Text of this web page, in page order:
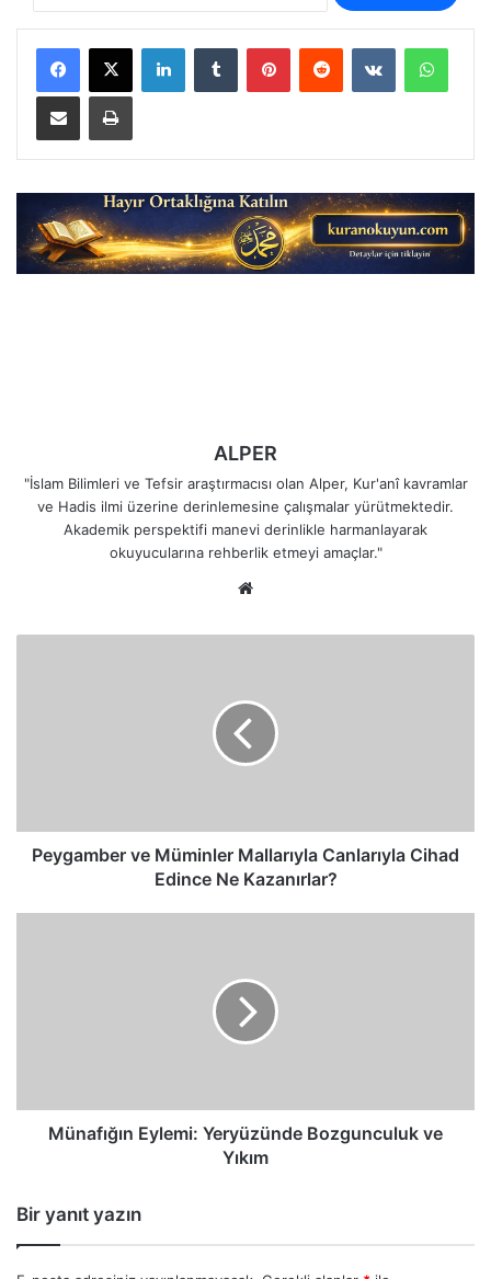
LinkedInTumblr PinterestReddit VKontakte
E-Posta ile paylaş Yazdır
ALPER
"İslam Bilimleri ve Tefsir araştırmacısı olan Alper, Kur'anî kavramlar
ve Hadis ilmi üzerine derinlemesine çalışmalar yürütmektedir.
Akademik perspektifi manevi derinlikle harmanlayarak
okuyucularına rehberlik etmeyi amaçlar."
Kazanırlar?
Peygamber ve Müminler Mallarıyla Canlarıyla Cihad
Edince Ne Kazanırlar?
Münafığın Eylemi: Yeryüzünde Bozgunculuk ve
Yıkım
Bir yanıt yazın